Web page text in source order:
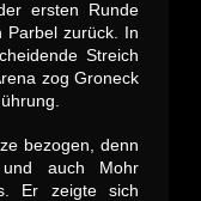
ersten Runde
Parbel zurück. In
Streich
zog Groneck
bezogen, denn
auch Mohr
Er zeigte sich